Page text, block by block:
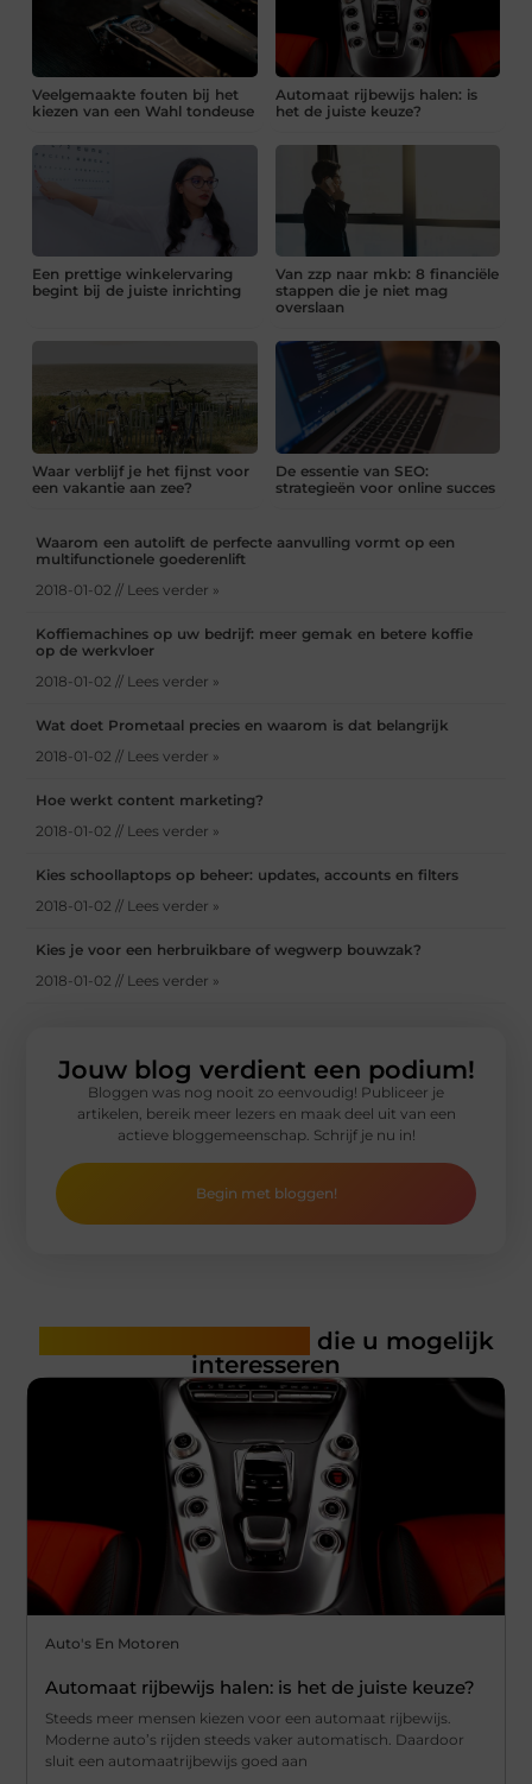
Veelgemaakte fouten bij het
kiezen van een Wahl tondeuse
Automaat rijbewijs halen: is
het de juiste keuze?
Een prettige winkelervaring
begint bij de juiste inrichting
Van zzp naar mkb: 8 financiële
stappen die je niet mag
overslaan
Waar verblijf je het fijnst voor
een vakantie aan zee?
De essentie van SEO:
strategieën voor online succes
Waarom een autolift de perfecte aanvulling vormt op een
multifunctionele goederenlift
2018-01-02 // Lees verder »
Koffiemachines op uw bedrijf: meer gemak en betere koffie
op de werkvloer
2018-01-02 // Lees verder »
Wat doet Prometaal precies en waarom is dat belangrijk
2018-01-02 // Lees verder »
Hoe werkt content marketing?
2018-01-02 // Lees verder »
Kies schoollaptops op beheer: updates, accounts en filters
2018-01-02 // Lees verder »
Kies je voor een herbruikbare of wegwerp bouwzak?
2018-01-02 // Lees verder »
Jouw blog verdient een podium!
Bloggen was nog nooit zo eenvoudig! Publiceer je
artikelen, bereik meer lezers en maak deel uit van een
actieve bloggemeenschap. Schrijf je nu in!
Begin met bloggen!
die u mogelijk
interesseren
Auto's En Motoren
Automaat rijbewijs halen: is het de juiste keuze?
Steeds meer mensen kiezen voor een automaat rijbewijs.
Moderne auto’s rijden steeds vaker automatisch. Daardoor
sluit een automaatrijbewijs goed aan